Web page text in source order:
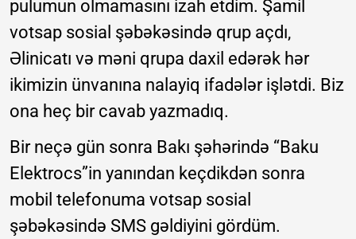
pulumun olmamasını izah etdim. Şamil
votsap sosial şəbəkəsində qrup açdı,
Əlinicatı və məni qrupa daxil edərək hər
ikimizin ünvanına nalayiq ifadələr işlətdi. Biz
ona heç bir cavab yazmadıq.
Bir neçə gün sonra Bakı şəhərində “Baku
Elektrocs”in yanından keçdikdən sonra
mobil telefonuma votsap sosial
şəbəkəsində SMS gəldiyini gördüm.